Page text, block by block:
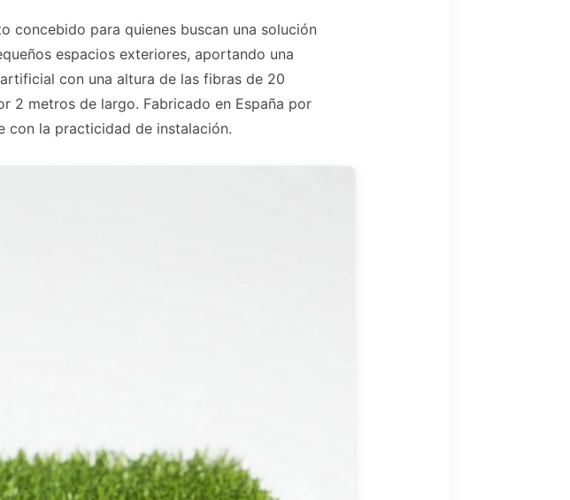
concebido para quienes buscan una solución
espacios exteriores, aportando una
con una altura de las fibras de 20
2 metros de largo. Fabricado en España por
con la practicidad de instalación.